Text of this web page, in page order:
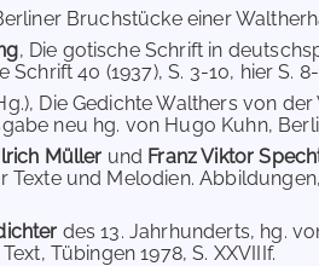
Bruchstücke einer
, Die gotische Schrift in
Schrift 40 (1937), S. 3-10, hier S.
Die Gedichte Walthers von
neu hg. von Hugo Kuhn,
Müller und Franz Viktor
Texte und Melodien.
des 13. Jahrhunderts, hg.
Tübingen 1978, S. XXVIIIf.